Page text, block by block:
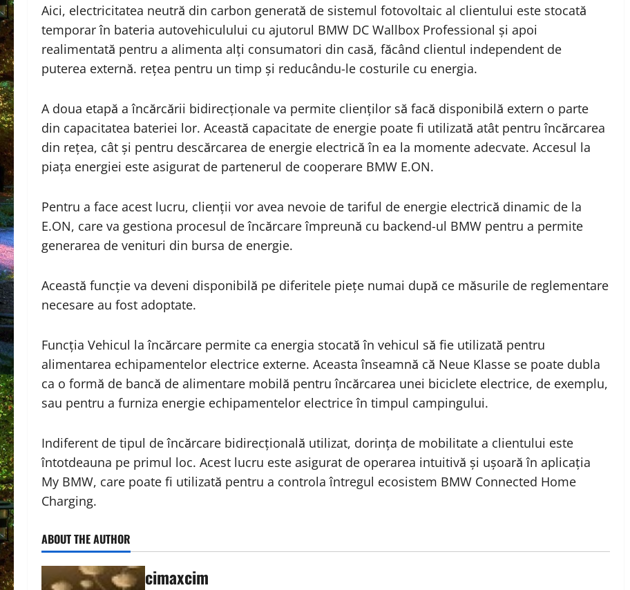
Aici, electricitatea neutră din carbon generată de sistemul fotovoltaic al clientului este stocată
temporar în bateria autovehiculului cu ajutorul BMW DC Wallbox Professional și apoi
realimentată pentru a alimenta alți consumatori din casă, făcând clientul independent de
puterea externă. rețea pentru un timp și reducându-le costurile cu energia.
A doua etapă a încărcării bidirecționale va permite clienților să facă disponibilă extern o parte
din capacitatea bateriei lor. Această capacitate de energie poate fi utilizată atât pentru încărcarea
din rețea, cât și pentru descărcarea de energie electrică în ea la momente adecvate. Accesul la
piața energiei este asigurat de partenerul de cooperare BMW E.ON.
Pentru a face acest lucru, clienții vor avea nevoie de tariful de energie electrică dinamic de la
E.ON, care va gestiona procesul de încărcare împreună cu backend-ul BMW pentru a permite
generarea de venituri din bursa de energie.
Această funcție va deveni disponibilă pe diferitele piețe numai după ce măsurile de reglementare
necesare au fost adoptate.
Funcția Vehicul la încărcare permite ca energia stocată în vehicul să fie utilizată pentru
alimentarea echipamentelor electrice externe. Aceasta înseamnă că Neue Klasse se poate dubla
ca o formă de bancă de alimentare mobilă pentru încărcarea unei biciclete electrice, de exemplu,
sau pentru a furniza energie echipamentelor electrice în timpul campingului.
Indiferent de tipul de încărcare bidirecțională utilizat, dorința de mobilitate a clientului este
întotdeauna pe primul loc. Acest lucru este asigurat de operarea intuitivă și ușoară în aplicația
My BMW, care poate fi utilizată pentru a controla întregul ecosistem BMW Connected Home
Charging.
ABOUT THE AUTHOR
cimaxcim